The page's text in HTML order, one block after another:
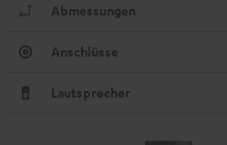
Abmessungen
Anschlüsse
Lautsprecher